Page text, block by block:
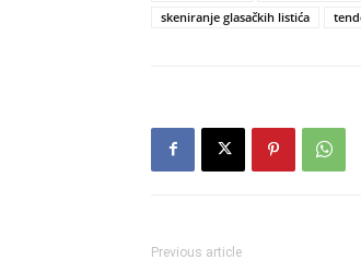
skeniranje glasačkih listića
Previous article